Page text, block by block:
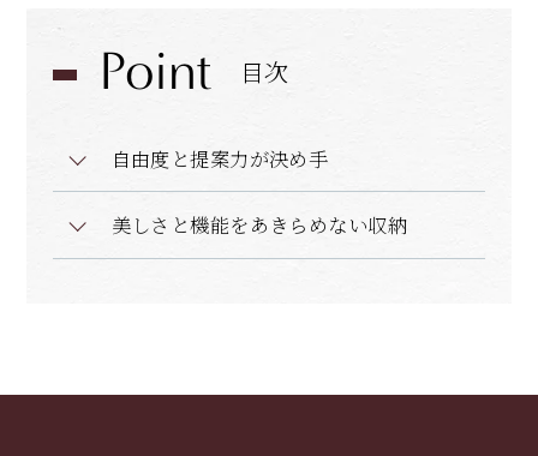
Point 目次
自由度と提案力が決め手
美しさと機能をあきらめない収納